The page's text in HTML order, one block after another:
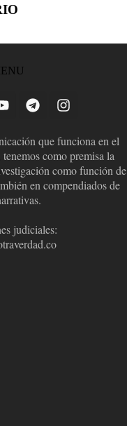
que funciona en el
como premisa la
como función de
en compendiados de
judiciales: